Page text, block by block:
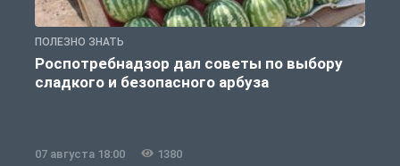
ПОЛЕЗНО ЗНАТЬ
Роспотребнадзор дал советы по выбору
сладкого и безопасного арбуза
07 августа 18:00 1380